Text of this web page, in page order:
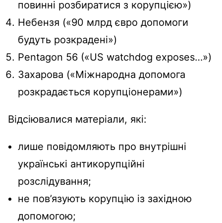
повинні розбиратися з корупцією»)
Небензя («90 млрд євро допомоги
будуть розкрадені»)
Pentagon 56 («US watchdog exposes…»)
Захарова («Міжнародна допомога
розкрадається корупціонерами»)
Відсіювалися матеріали, які:
лише повідомляють про внутрішні
українські антикорупційні
розслідування;
не пов’язують корупцію із західною
допомогою;